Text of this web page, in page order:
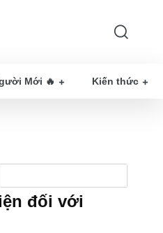
Mới 🔥 Kiến thức
đối với